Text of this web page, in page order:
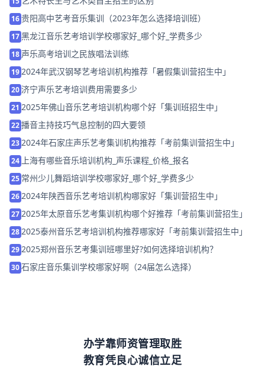
16贵阳高中艺考音乐集训（2023年怎么选择培训班）
17黑龙江音乐艺考培训学校哪家好_哪个好_学费多少
18 声乐高考培训之民族唱法训练
192024年武汉钢琴艺考培训机构推荐「暑假集训营招生中」
20 济宁声乐艺考培训费用需要多少
21 2025年佛山音乐艺考培训机构哪个好「集训班招生中」
22播音主持技巧气息控制的四大要领
232024年石家庄声乐艺考集训机构推荐「考前集训营招生中」
24 上海有哪些音乐培训机构_声乐课程_价格_报名
25 常州少儿舞蹈培训学校哪家好_哪个好_学费多少
262024年陕西音乐艺考培训机构哪家好「集训营招生中」
272025年太原音乐艺考集训机构哪个好推荐「考前集训营招生」
282025泰州音乐艺考培训机构推荐哪家好「考前集训营招生中」
292025郑州音乐艺考集训班哪里好?如何选择培训机构？
30石家庄音乐集训学校哪家好啊（24届怎么选择）
办学靠师资管理取胜
教育凭良心诚信立足